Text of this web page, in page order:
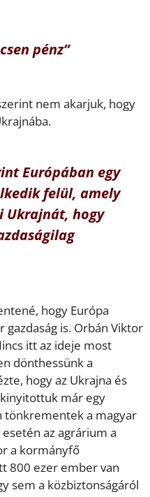
pénz”
nem akarjuk, hogy
Európában egy
felül, amely
Ukrajnát, hogy
hogy Európa
is. Orbán Viktor
itt az ideje most
dönthessünk a
hogy az Ukrajna és
már egy
tönkrementek a magyar
az agrárium a
a kormányfő
800 ezer ember van
sem a közbiztonságáról